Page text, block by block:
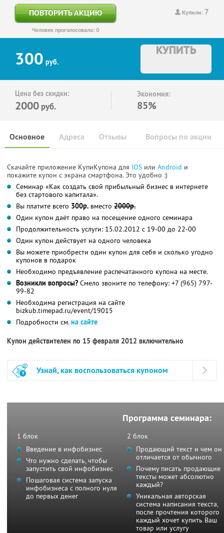
Купили: 7
ПОВТОРИТЬ АКЦИЮ
Человек проголосовало: 0
300 руб.
КУПИТЬ
Цена без скидки:
2000 руб.
Экономия:
85%
Основное Отзывы Вопросы по акции
Адреса
Скачайте приложение КупиКупона для IOS или Android и
покажите купон с экрана смартфона. Это удобно :)
Семинар «Как создать свой прибыльный бизнес в интернете
без стартового капитала».
Вы платите всего 300р. вместо 2000р.
Один купон даёт право на посещение одного семинара
Продолжительность услуги: 15.02.2012 с 19-00 до 22-00
Один купон действует на одного человека
Вы можете приобрести один купон для себя и сколько угодно
купонов в подарок
Необходимо предъявление распечатанного купона на месте.
Возникли вопросы? Смело звоните по телефону: +7 (965) 797-
99-82
Необходима регистрация на сайте
bizkub.timepad.ru/event/19015
Подробности см.на сайте
Купон действителен по 15 февраля 2012 включительно
Узнай, как воспользоваться купоном
Программа семинара:
1 блок
Введение в инфобизнес
Что нужно сделать, чтобы
запустить свой инфобизнес
Пошаговая система запуска
инфобизнеса с полного нуля
до первых денег
2 блок
Продающий текст и чем он
отличается от обычного
Почему писать продающие
тексты может абсолютно
каждый?
Уникальная авторская
система написания текста,
после прочтения которого
каждый хочет купить Ваш
товар или услугу